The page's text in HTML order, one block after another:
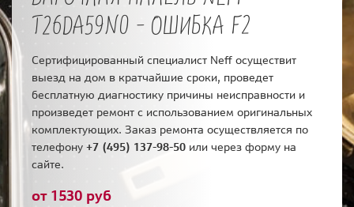
T26DA59N0 - ОШИБКА F2
Сертифицированный специалист Neff осуществит
выезд на дом в кратчайшие сроки, проведет
бесплатную диагностику причины неисправности и
произведет ремонт с использованием оригинальных
комплектующих. Заказ ремонта осуществляется по
телефону +7 (495) 137-98-50 или через форму на
сайте.
от 1530 руб